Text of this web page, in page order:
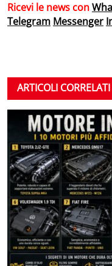
Ricevi le news con
Telegram Messenger
ARTICOLI CORRELATI